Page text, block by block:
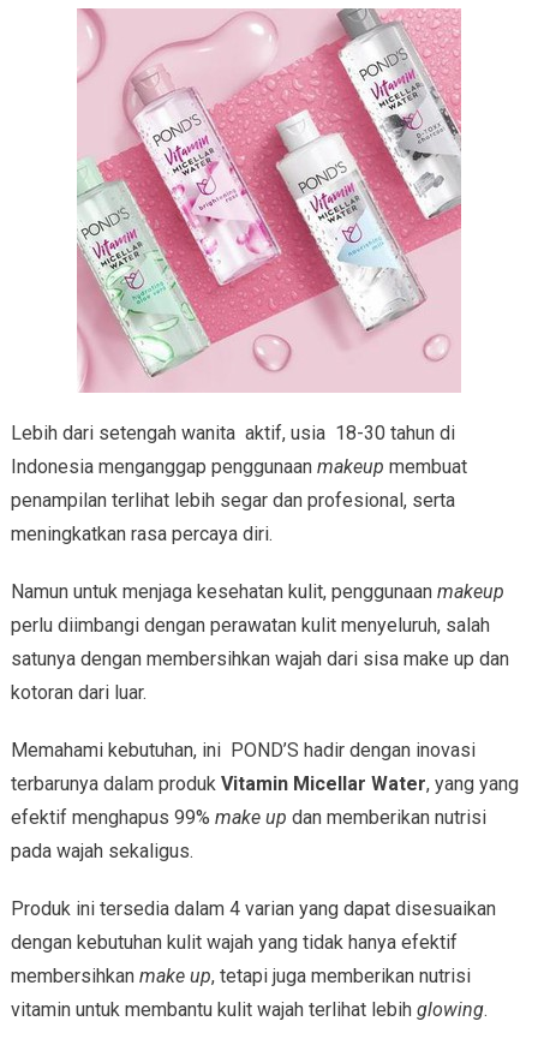
Lebih dari setengah wanita aktif, usia 18-30 tahun di
Indonesia menganggap penggunaan makeup membuat
penampilan terlihat lebih segar dan profesional, serta
meningkatkan rasa percaya diri.
Namun untuk menjaga kesehatan kulit, penggunaan makeup
perlu diimbangi dengan perawatan kulit menyeluruh, salah
satunya dengan membersihkan wajah dari sisa make up dan
kotoran dari luar.
Memahami kebutuhan, ini POND’S hadir dengan inovasi
terbarunya dalam produk Vitamin Micellar Water, yang yang
efektif menghapus 99% make up dan memberikan nutrisi
pada wajah sekaligus.
Produk ini tersedia dalam 4 varian yang dapat disesuaikan
dengan kebutuhan kulit wajah yang tidak hanya efektif
membersihkan make up, tetapi juga memberikan nutrisi
vitamin untuk membantu kulit wajah terlihat lebih glowing.